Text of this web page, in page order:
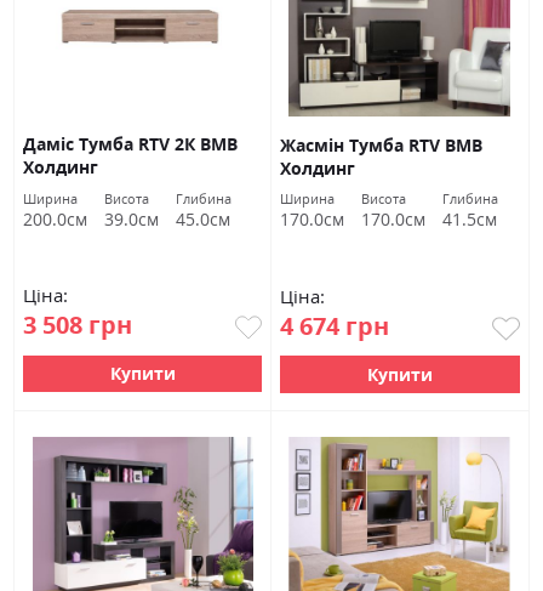
Даміс Тумба RTV 2К ВМВ
Холдинг
Ширина
200.0см
Висота
39.0см
Глибина
45.0см
Ціна:
3 508 грн
Купити
Жасмін Тумба RTV ВМВ
Холдинг
Ширина
170.0см
Висота
170.0см
Глибина
41.5см
Ціна:
4 674 грн
Купити